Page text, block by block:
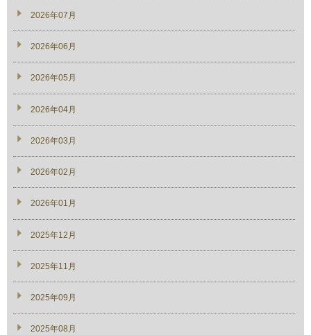
2026年07月
2026年06月
2026年05月
2026年04月
2026年03月
2026年02月
2026年01月
2025年12月
2025年11月
2025年09月
2025年08月